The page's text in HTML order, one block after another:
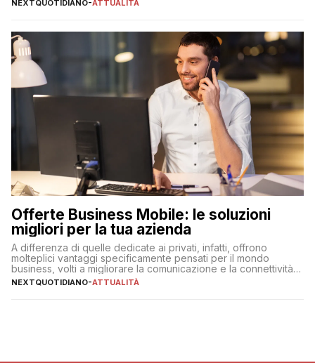
NEXTQUOTIDIANO-ATTUALITÀ
Offerte Business Mobile: le soluzioni
migliori per la tua azienda
A differenza di quelle dedicate ai privati, infatti, offrono
molteplici vantaggi specificamente pensati per il mondo
business, volti a migliorare la comunicazione e la connettività
degli utenti
NEXTQUOTIDIANO-ATTUALITÀ